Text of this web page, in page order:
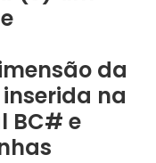
da
na
BC# e